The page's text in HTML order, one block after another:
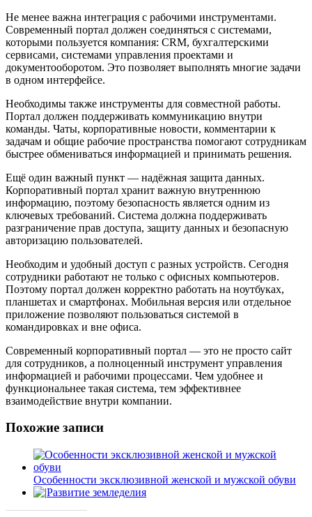
Не менее важна интеграция с рабочими инструментами.
Современный портал должен соединяться с системами,
которыми пользуется компания: CRM, бухгалтерскими
сервисами, системами управления проектами и
документооборотом. Это позволяет выполнять многие задачи
в одном интерфейсе.
Необходимы также инструменты для совместной работы.
Портал должен поддерживать коммуникацию внутри
команды. Чаты, корпоративные новости, комментарии к
задачам и общие рабочие пространства помогают сотрудникам
быстрее обмениваться информацией и принимать решения.
Ещё один важный пункт — надёжная защита данных.
Корпоративный портал хранит важную внутреннюю
информацию, поэтому безопасность является одним из
ключевых требований. Система должна поддерживать
разграничение прав доступа, защиту данных и безопасную
авторизацию пользователей.
Необходим и удобный доступ с разных устройств. Сегодня
сотрудники работают не только с офисных компьютеров.
Поэтому портал должен корректно работать на ноутбуках,
планшетах и смартфонах. Мобильная версия или отдельное
приложение позволяют пользоваться системой в
командировках и вне офиса.
Современный корпоративный портал — это не просто сайт
для сотрудников, а полноценный инструмент управления
информацией и рабочими процессами. Чем удобнее и
функциональнее такая система, тем эффективнее
взаимодействие внутри компании.
Похожие записи
Особенности эксклюзивной женской и мужской обуви
Развитие земледелия